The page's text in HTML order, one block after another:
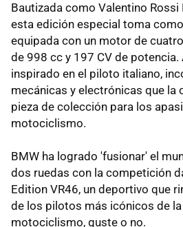
Bautizada como Valentino Rossi
esta edición especial toma
equipada con un motor de
de 998 cc y 197 CV de
inspirado en el piloto italiano,
mecánicas y electrónicas que la
pieza de colección para los
motociclismo.
BMW ha logrado 'fusionar' el
dos ruedas con la competición
Edition VR46, un deportivo que
de los pilotos más icónicos de la
motociclismo, guste o no.